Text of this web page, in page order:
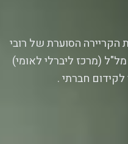
הקריירה הסוערת של רובי
(מרכז ליברלי לאומי)
חברתי .